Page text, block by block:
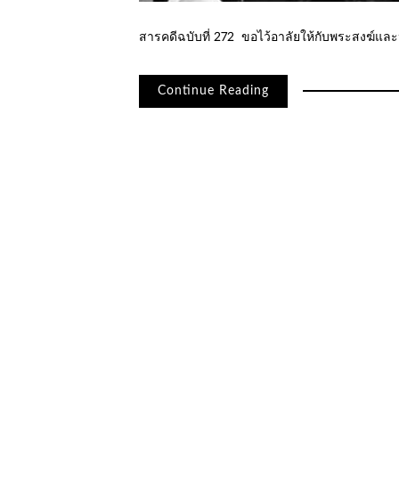
สารคดีฉบับที่ 272 ขอไว้อาลัยให้กับพระสงฆ์แล
Continue Reading